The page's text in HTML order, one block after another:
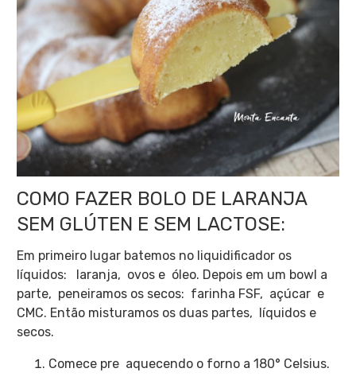
COMO FAZER BOLO DE LARANJA
SEM GLÚTEN E SEM LACTOSE:
Em primeiro lugar batemos no liquidificador os
líquidos: laranja, ovos e óleo. Depois em um bowl a
parte, peneiramos os secos: farinha FSF, açúcar e
CMC. Então misturamos os duas partes, líquidos e
secos.
Comece pre aquecendo o forno a 180° Celsius.